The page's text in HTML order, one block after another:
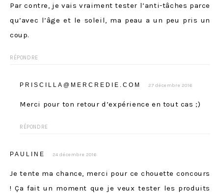
Par contre, je vais vraiment tester l’anti-tâches parce
qu’avec l’âge et le soleil, ma peau a un peu pris un
coup.
RÉPONDRE
PRISCILLA@MERCREDIE.COM 27 décembre 2016
Merci pour ton retour d’expérience en tout cas ;)
RÉPONDRE
PAULINE 24 décembre 2016
Je tente ma chance, merci pour ce chouette concours
! Ça fait un moment que je veux tester les produits